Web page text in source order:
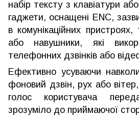
набір тексту з клавіатури
гаджети, оснащені ENC,
в комунікаційних пристроях,
або навушники, які
телефонних дзвінків або
Ефективно усуваючи
фоновий дзвін, рух або
голос користувача
зрозуміло до приймаючої